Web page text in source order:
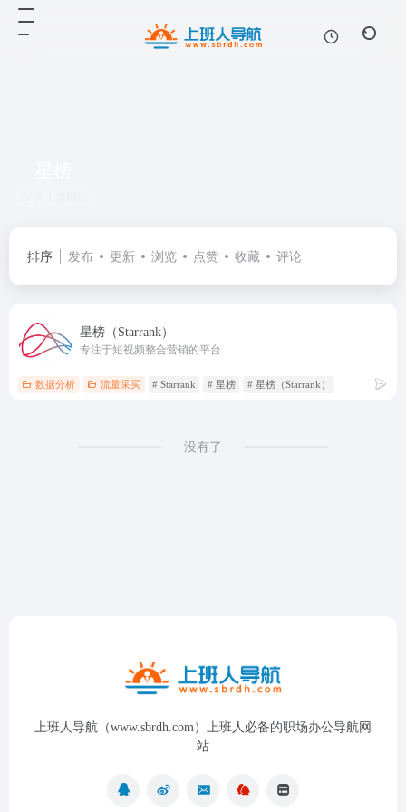
排序 发布 更新 浏览 点赞 收藏 评论
星榜（Starrank）
专注于短视频整合营销的平台
数据分析 流量采买 # Starrank # 星榜 # 星榜（Starrank）
没有了
上班人导航（www.sbrdh.com）上班人必备的职场办公导航网
站